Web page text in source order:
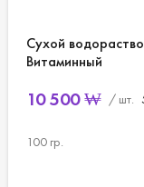
Сухой
Витаминный
10 500 ₩ / шт.
100 гр.